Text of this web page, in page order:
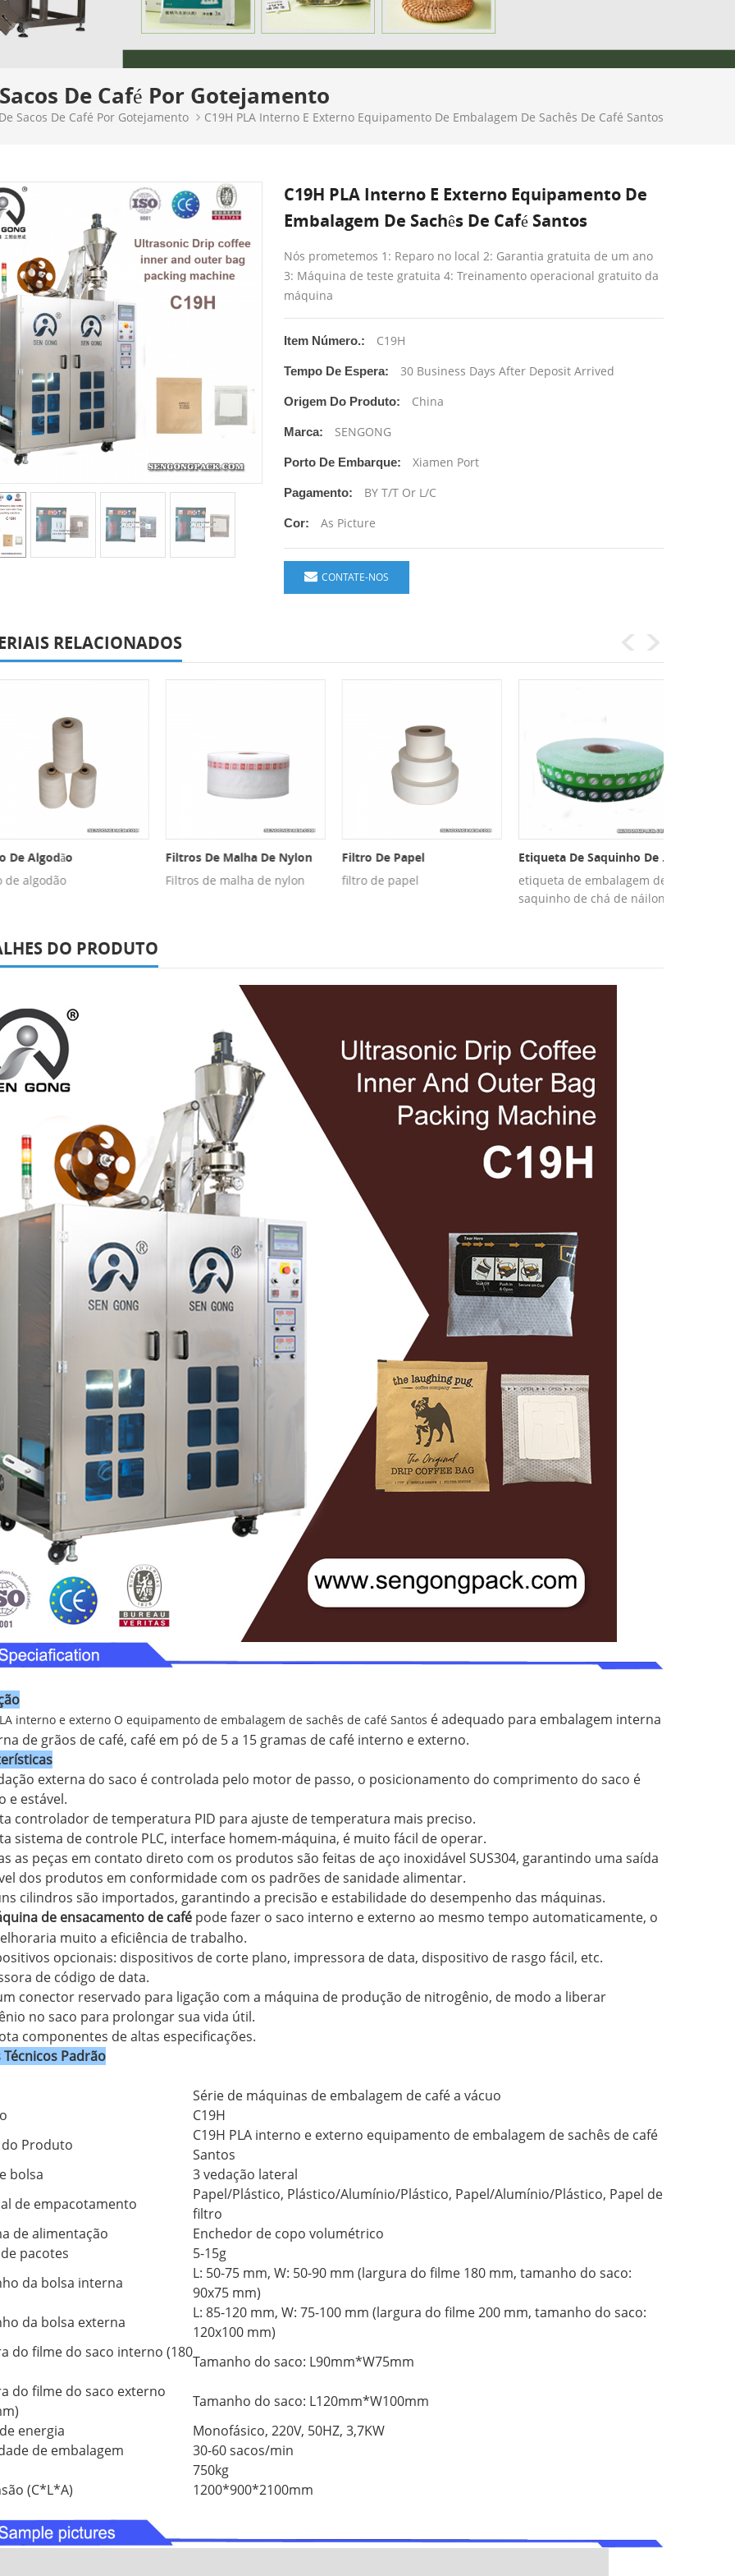
De Café Por Gotejamento
Sacos De Café Por Gotejamento C19H PLA Interno E Externo Equipamento De Embalagem De Sachês De Café Santos
C19H PLA Interno E Externo Equipamento De
Embalagem De Sachês De Café Santos
Nós prometemos 1: Reparo no local 2: Garantia gratuita de um ano
3: Máquina de teste gratuita 4: Treinamento operacional gratuito da
máquina
Item Número.: C19H
Tempo De Espera: 30 Business Days After Deposit Arrived
Origem Do Produto: China
Marca: SENGONG
Porto De Embarque: Xiamen Port
Pagamento: BY T/T Or L/C
Cor: As Picture
CONTATE-NOS
RELACIONADOS
Algodão
algodão
Filtros De Malha De Nylon
Filtros de malha de nylon
Filtro De Papel
filtro de papel
Etiqueta De Saquinho De Chá
etiqueta de embalagem de
saquinho de chá de náilon
DO PRODUTO
interno e externo O equipamento de embalagem de sachês de café Santos é adequado para embalagem interna
de grãos de café, café em pó de 5 a 15 gramas de café interno e externo.
externa do saco é controlada pelo motor de passo, o posicionamento do comprimento do saco é
e estável.
controlador de temperatura PID para ajuste de temperatura mais preciso.
sistema de controle PLC, interface homem-máquina, é muito fácil de operar.
as peças em contato direto com os produtos são feitas de aço inoxidável SUS304, garantindo uma saída
dos produtos em conformidade com os padrões de sanidade alimentar.
cilindros são importados, garantindo a precisão e estabilidade do desempenho das máquinas.
de ensacamento de cafépode fazer o saco interno e externo ao mesmo tempo automaticamente, o
muito a eficiência de trabalho.
opcionais: dispositivos de corte plano, impressora de data, dispositivo de rasgo fácil, etc.
de código de data.
conector reservado para ligação com a máquina de produção de nitrogênio, de modo a liberar
no saco para prolongar sua vida útil.
componentes de altas especificações.
Técnicos Padrão
Série de máquinas de embalagem de café a vácuo
C19H
Produto
C19H PLA interno e externo equipamento de embalagem de sachês de café
Santos
bolsa
3 vedação lateral
de empacotamento
Papel/Plástico, Plástico/Alumínio/Plástico, Papel/Alumínio/Plástico, Papel de
filtro
de alimentação
Enchedor de copo volumétrico
pacotes
5-15g
da bolsa interna
L: 50-75 mm, W: 50-90 mm (largura do filme 180 mm, tamanho do saco:
90x75 mm)
da bolsa externa
L: 85-120 mm, W: 75-100 mm (largura do filme 200 mm, tamanho do saco:
120x100 mm)
do filme do saco interno (180
Tamanho do saco: L90mm*W75mm
do filme do saco externo
Tamanho do saco: L120mm*W100mm
energia
Monofásico, 220V, 50HZ, 3,7KW
de embalagem
30-60 sacos/min
750kg
(C*L*A)
1200*900*2100mm